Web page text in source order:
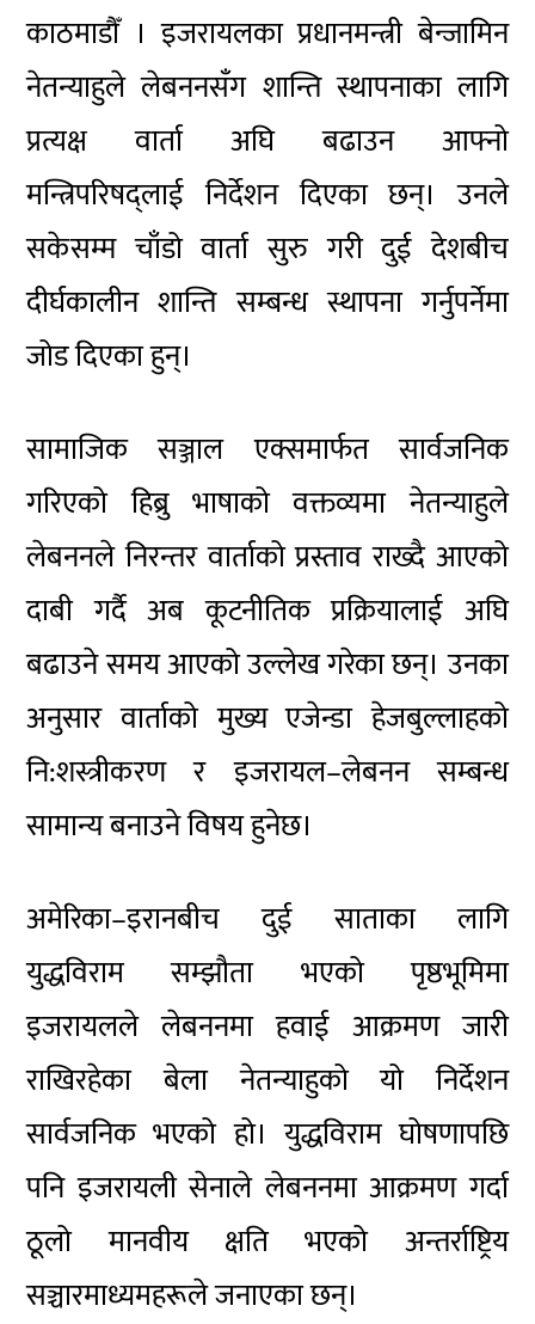
काठमाडौँ । इजरायलका प्रधानमन्त्री बेन्जामिन
नेतन्याहुले लेबननसँग शान्ति स्थापनाका लागि
प्रत्यक्ष वार्ता अघि बढाउन आफ्नो
मन्त्रिपरिषद्लाई निर्देशन दिएका छन्। उनले
सकेसम्म चाँडो वार्ता सुरु गरी दुई देशबीच
दीर्घकालीन शान्ति सम्बन्ध स्थापना गर्नुपर्नेमा
जोड दिएका हुन्।
सामाजिक सञ्जाल एक्समार्फत सार्वजनिक
गरिएको हिब्रु भाषाको वक्तव्यमा नेतन्याहुले
लेबननले निरन्तर वार्ताको प्रस्ताव राख्दै आएको
दाबी गर्दै अब कूटनीतिक प्रक्रियालाई अघि
बढाउने समय आएको उल्लेख गरेका छन्। उनका
अनुसार वार्ताको मुख्य एजेन्डा हेजबुल्लाहको
नि:शस्त्रीकरण र इजरायल–लेबनन सम्बन्ध
सामान्य बनाउने विषय हुनेछ।
अमेरिका–इरानबीच दुई साताका लागि
युद्धविराम सम्झौता भएको पृष्ठभूमिमा
इजरायलले लेबननमा हवाई आक्रमण जारी
राखिरहेका बेला नेतन्याहुको यो निर्देशन
सार्वजनिक भएको हो। युद्धविराम घोषणापछि
पनि इजरायली सेनाले लेबननमा आक्रमण गर्दा
ठूलो मानवीय क्षति भएको अन्तर्राष्ट्रिय
सञ्चारमाध्यमहरूले जनाएका छन्।